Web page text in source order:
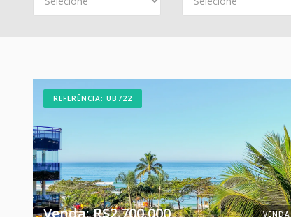
REFERÊNCIA: UB722
VENDA
Venda: R$2.700.000